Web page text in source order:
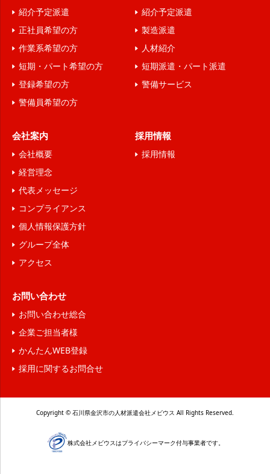
紹介予定派遣
正社員希望の方
作業系希望の方
短期・パート希望の方
登録希望の方
警備員希望の方
紹介予定派遣
製造派遣
人材紹介
短期派遣・パート派遣
警備サービス
会社案内
会社概要
経営理念
代表メッセージ
コンプライアンス
個人情報保護方針
グループ全体
アクセス
採用情報
採用情報
お問い合わせ
お問い合わせ総合
企業ご担当者様
かんたんWEB登録
採用に関するお問合せ
Copyright © 石川県金沢市の人材派遣会社メビウス All Rights Reserved.
株式会社メビウスはプライバシーマーク付与事業者です。